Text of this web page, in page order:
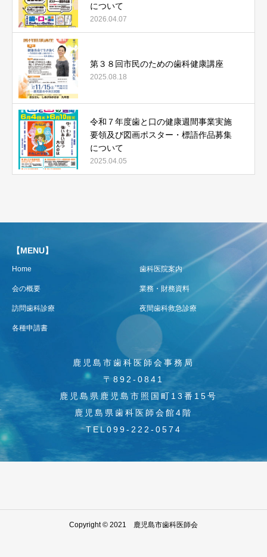
について
2026.04.07
第３８回市民のための歯科健康講座
2025.08.18
令和７年度歯と口の健康週間事業実施
要領及び図画ポスター・標語作品募集
について
2025.04.05
【MENU】
Home 歯科医院案内
会の概要 業務・財務資料
訪問歯科診療 夜間歯科救急診療
各種申請書
鹿児島市歯科医師会事務局
〒892-0841
鹿児島県鹿児島市照国町13番15号
鹿児島県歯科医師会館4階
TEL099-222-0574
Copyright © 2021 鹿児島市歯科医師会